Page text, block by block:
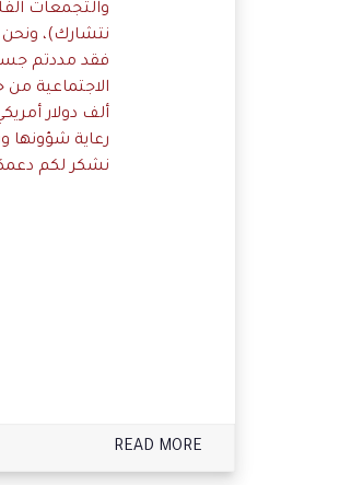
والتجمعات
نتشارك)، ونحن
فقد مددتم جسر
نشكر لكم
READ MORE